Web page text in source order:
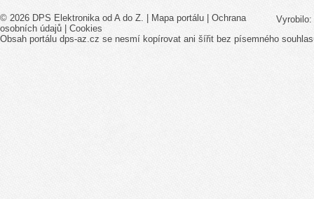
Vyrobilo:
© 2026 DPS Elektronika od A do Z. | Mapa portálu
Ochrana
osobních údajů
Cookies
Obsah portálu dps-az.cz se nesmí kopírovat ani šířit bez písemného